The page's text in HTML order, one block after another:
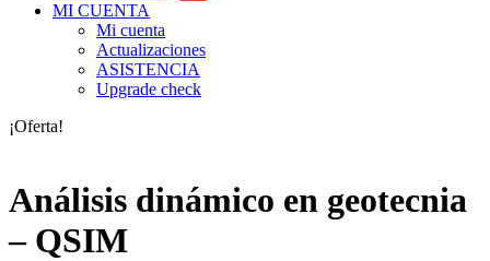
MI CUENTA
Mi cuenta
Actualizaciones
ASISTENCIA
Upgrade check
¡Oferta!
Análisis dinámico en geotecnia
– QSIM